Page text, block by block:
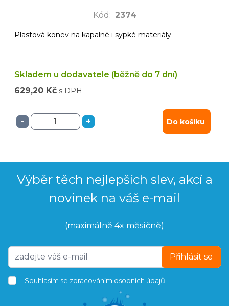
Kód : 2374
Plastová konev na kapalné i sypké materiály
Skladem u dodavatele (běžně do 7 dní)
629,20 Kč s DPH
- + Do košíku
Výběr těch nejlepších slev, akcí a
novinek na váš e-mail
(maximálně 4x měsíčně)
Přihlásit se
Souhlasím se zpracováním osobních údajů